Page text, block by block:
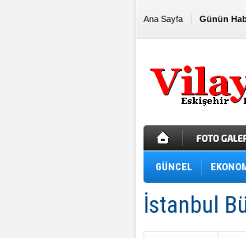
Ana Sayfa Günün
GÜNCEL
İstanbul